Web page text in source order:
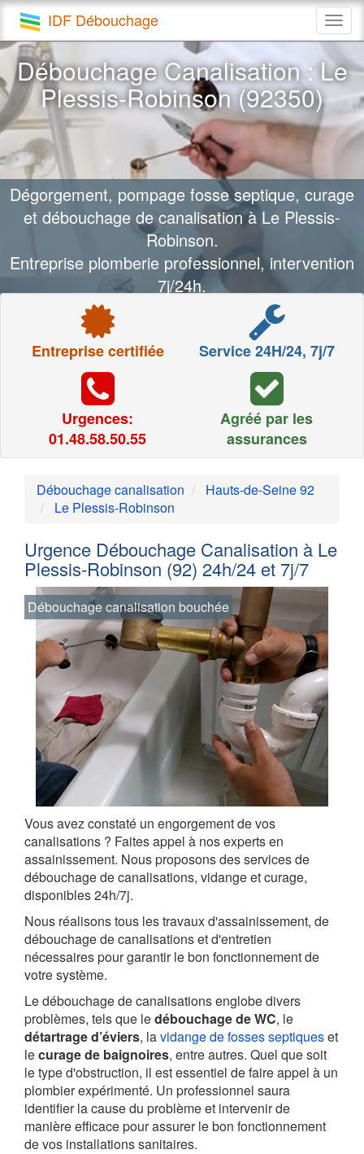
IDF Débouchage
Débouchage Canalisation : Le
Plessis-Robinson (92350)
Dégorgement, pompage fosse septique, curage
et débouchage de canalisation à Le Plessis-
Robinson.
Entreprise plomberie professionnel, intervention
7j/24h.
Entreprise certifiée Service 24H/24, 7j/7
Urgences:
01.48.58.50.55
Agréé par les
assurances
Débouchage canalisation
Hauts-de-Seine 92
Le Plessis-Robinson
Urgence Débouchage Canalisation à Le
Plessis-Robinson (92) 24h/24 et 7j/7
Débouchage canalisation bouchée
Vous avez constaté un engorgement de vos
canalisations ? Faites appel à nos experts en
assainissement. Nous proposons des services de
débouchage de canalisations, vidange et curage,
disponibles 24h/7j.
Nous réalisons tous les travaux d'assainissement, de
débouchage de canalisations et d'entretien
nécessaires pour garantir le bon fonctionnement de
votre système.
Le débouchage de canalisations englobe divers
problèmes, tels que ledébouchage de WC, le
détartrage d’éviers, lavidange de fosses septiqueset
lecurage de baignoires, entre autres. Quel que soit
le type d'obstruction, il est essentiel de faire appel à un
plombier expérimenté. Un professionnel saura
identifier la cause du problème et intervenir de
manière efficace pour assurer le bon fonctionnement
de vos installations sanitaires.